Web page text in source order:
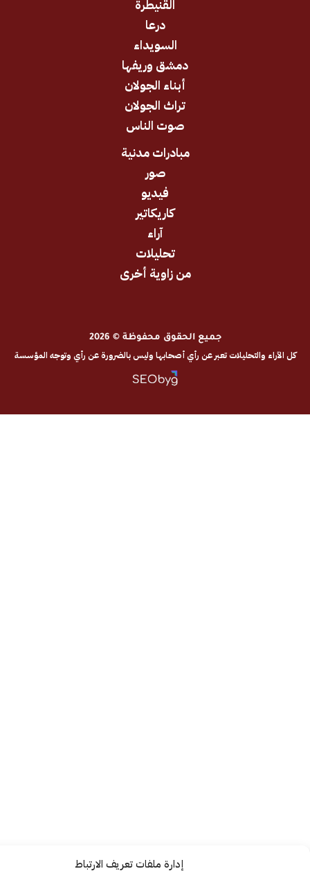
إدارة ملفات تعريف الارتباط
دمشق وريفها
أبناء الجولان
تراث الجولان
صوت الناس
مبادرات مدنية
من زاوية أخرى
جميع الحقوق محفوظة © 2026
تعبر عن رأي أصحابها وليس بالضرورة عن رأي وتوجه المؤسسة